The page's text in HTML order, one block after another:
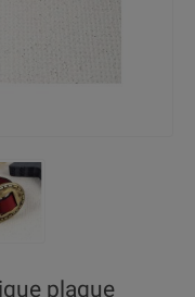
plaque